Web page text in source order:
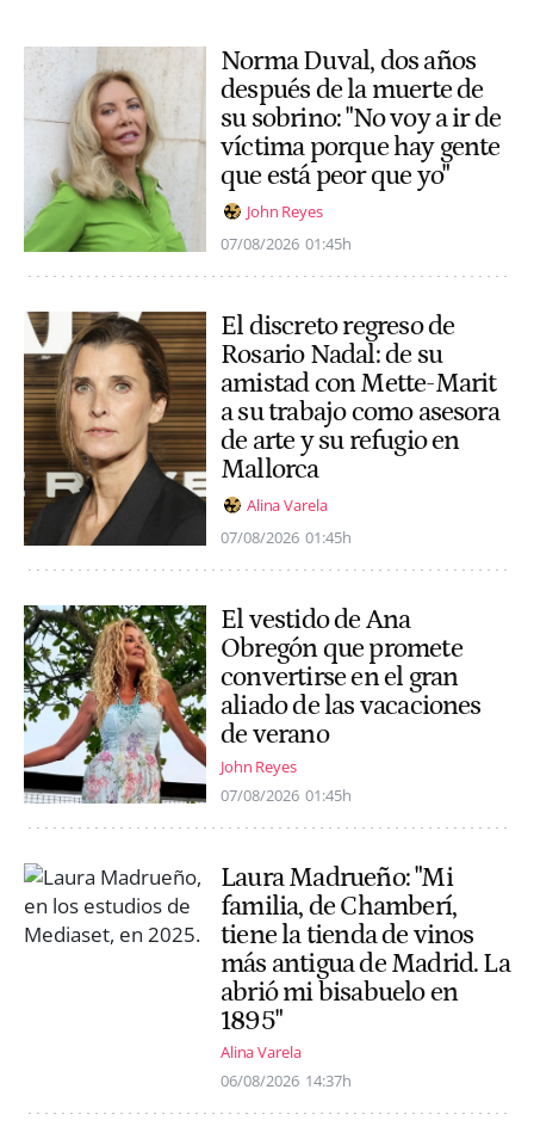
Norma Duval, dos años
después de la muerte de
su sobrino: "No voy a ir de
víctima porque hay gente
que está peor que yo"
John Reyes
07/08/2026 01:45h
El discreto regreso de
Rosario Nadal: de su
amistad con Mette-Marit
a su trabajo como asesora
de arte y su refugio en
Mallorca
Alina Varela
07/08/2026 01:45h
El vestido de Ana
Obregón que promete
convertirse en el gran
aliado de las vacaciones
de verano
John Reyes
07/08/2026 01:45h
Laura Madrueño: "Mi
familia, de Chamberí,
tiene la tienda de vinos
más antigua de Madrid. La
abrió mi bisabuelo en
1895"
Alina Varela
06/08/2026 14:37h